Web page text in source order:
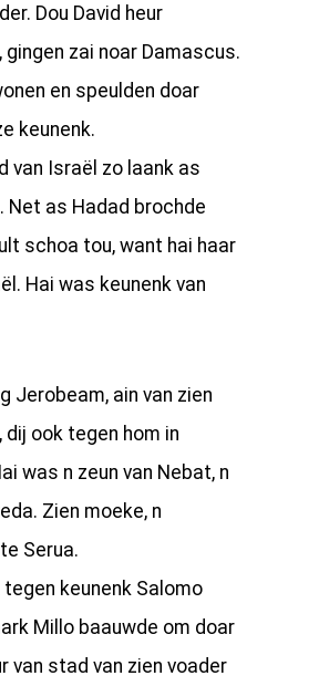
Dou David heur
zai noar Damascus.
en speulden doar
keunenk.
van Israël zo laank as
Net as Hadad brochde
schoa tou, want hai haar
Hai was keunenk van
Jerobeam, ain van zien
ook tegen hom in
was n zeun van Nebat, n
Zien moeke, n
Serua.
keunenk Salomo
Millo baauwde om doar
van stad van zien voader